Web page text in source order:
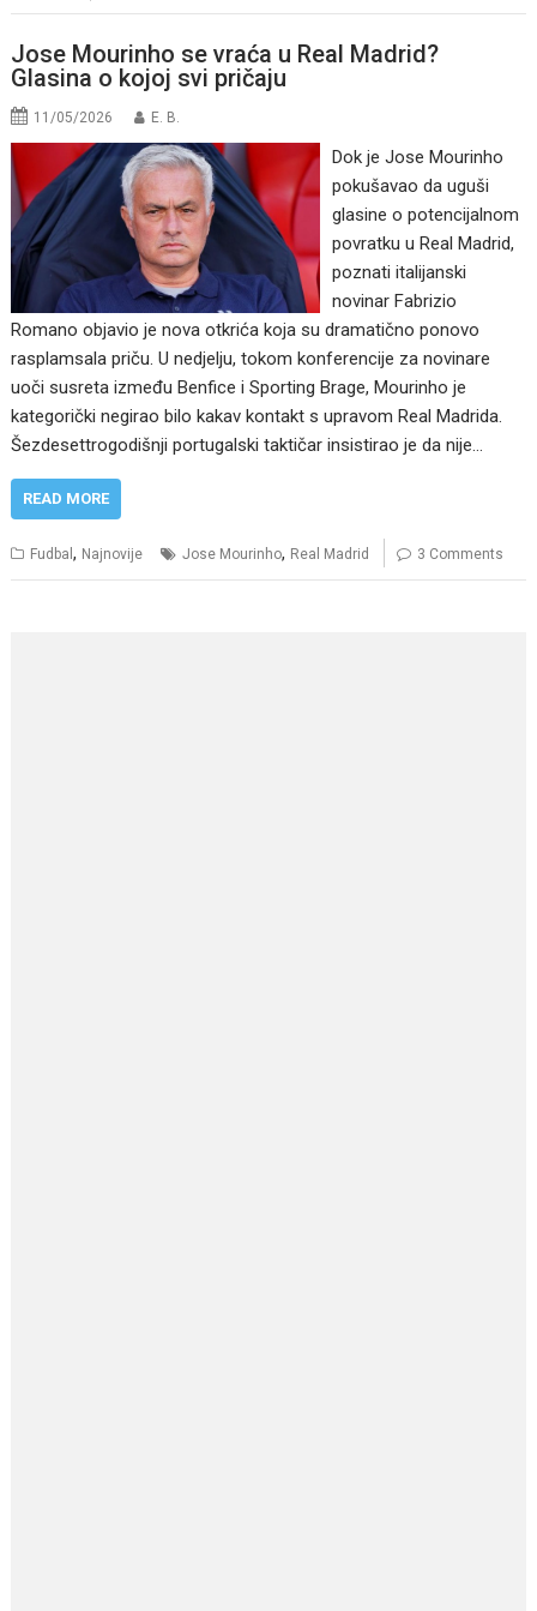
Jose Mourinho se vraća u Real Madrid?
Glasina o kojoj svi pričaju
11/05/2026 E. B.
Dok je Jose Mourinho
pokušavao da uguši
glasine o potencijalnom
povratku u Real Madrid,
poznati italijanski
novinar Fabrizio
Romano objavio je nova otkrića koja su dramatično ponovo
rasplamsala priču. U nedjelju, tokom konferencije za novinare
uoči susreta između Benfice i Sporting Brage, Mourinho je
kategorički negirao bilo kakav kontakt s upravom Real Madrida.
Šezdesettrogodišnji portugalski taktičar insistirao je da nije…
READ MORE
Fudbal, Najnovije Jose Mourinho, Real Madrid 3 Comments